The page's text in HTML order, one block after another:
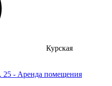
Курская
25 - Аренда помещения